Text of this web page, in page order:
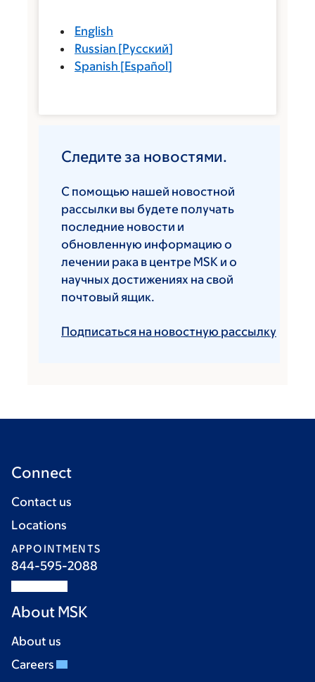
English
Russian [Русский]
Spanish [Español]
Следите за новостями.
С помощью нашей новостной
рассылки вы будете получать
последние новости и
обновленную информацию о
лечении рака в центре MSK и о
научных достижениях на свой
почтовый ящик.
Подписаться на новостную рассылку
Connect
Contact us
Locations
APPOINTMENTS
844-595-2088
About MSK
About us
Careers